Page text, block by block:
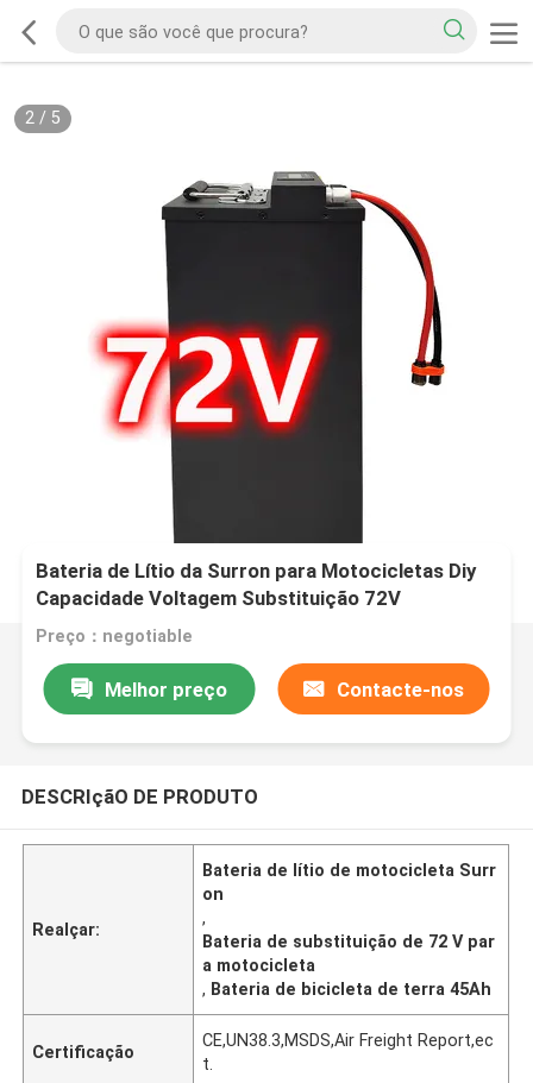
2/ 5
Bateria de Lítio da Surron para Motocicletas Diy
Capacidade Voltagem Substituição 72V
Preço：negotiable
Melhor preço Contacte-nos
DESCRIçãO DE PRODUTO
Realçar:
Bateria de lítio de motocicleta Surr
on
,
Bateria de substituição de 72 V par
a motocicleta
, Bateria de bicicleta de terra 45Ah
Certificação
CE,UN38.3,MSDS,Air Freight Report,ec
t.